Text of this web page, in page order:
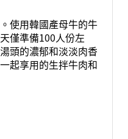
使用韓國產母牛的牛
僅準備100人份左
頭的濃郁和淡淡肉香
起享用的生拌牛肉和